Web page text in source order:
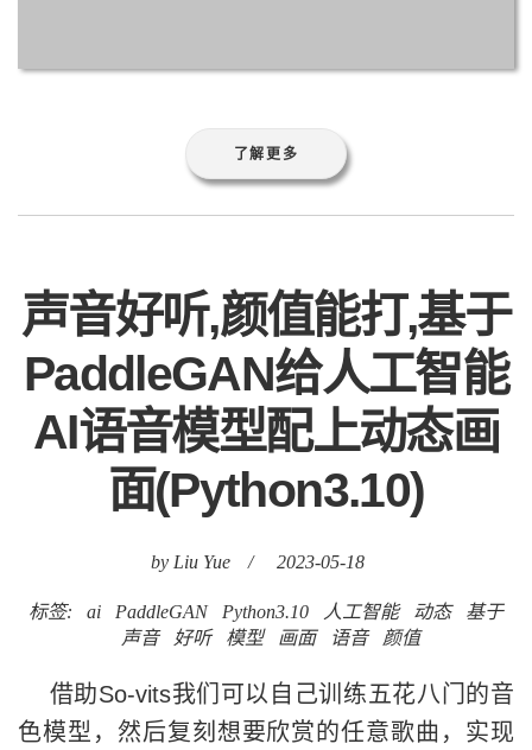
了解更多
声音好听,颜值能打,基于
PaddleGAN给人工智能
AI语音模型配上动态画
面(Python3.10)
by Liu Yue / 2023-05-18
标签: ai PaddleGAN Python3.10 人工智能 动态
基于
声音
好听 模型 画面 语音 颜值
借助So-vits我们可以自己训练五花八门的音
色模型，然后复刻想要欣赏的任意歌曲，实现